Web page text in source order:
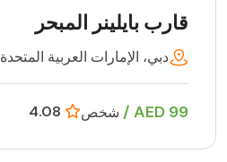
قارب بايلينر المبحر
دبي، الإمارات العربية المتحدة
99 AED / شخص